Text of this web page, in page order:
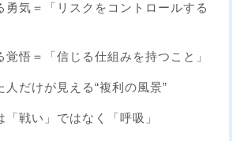
勇気＝「リスクをコントロールする
覚悟＝「信じる仕組みを持つこと」
人だけが見える“複利の風景”
「戦い」ではなく「呼吸」